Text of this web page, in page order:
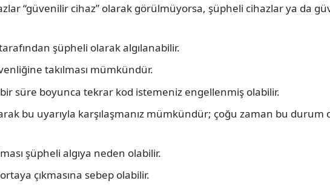
“güvenilir cihaz” olarak görülmüyorsa, şüpheli cihazlar ya da
şüpheli olarak algılanabilir.
takılması mümkündür.
süre boyunca tekrar kod istemeniz engellenmiş olabilir.
bu uyarıyla karşılaşmanız mümkündür; çoğu zaman bu durum
şüpheli algıya neden olabilir.
çıkmasına sebep olabilir.